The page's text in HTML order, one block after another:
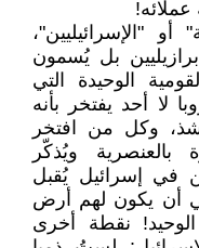
عملائه!
"الإسرائيليين"،
بل يُسمون
الوحيدة التي
لا أحد يفتخر بأنه
وكل من افتخر
ويُذكّر
في إسرائيل يُقبل
أن يكون لهم أرض
نقطة أخرى